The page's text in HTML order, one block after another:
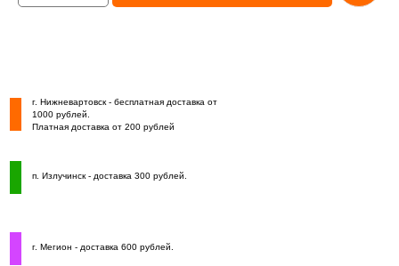
г. Мегион - доставка 600 рублей.
п. Излучинск - доставка 300 рублей.
г. Нижневартовск - бесплатная доставка от
1000 рублей.
Платная доставка от 200 рублей